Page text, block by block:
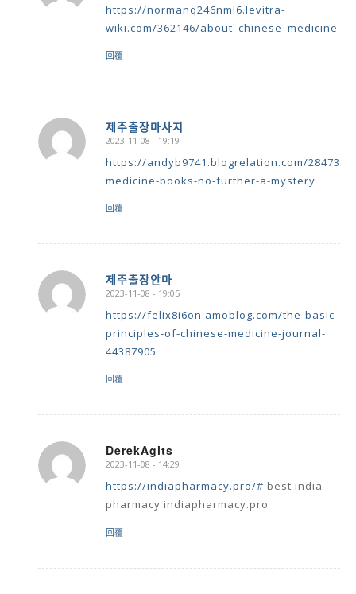
https://normanq246nml6.levitra-
wiki.com/362146/
回覆
제주출장마사지
says:
2023-11-08 - 19:19
https://andyb9741.blogrelation.com/
medicine-books-no-further-a-mystery
回覆
제주출장안마
says:
2023-11-08 - 19:05
https://felix8i6on.amoblog.com/the-basic-
principles-of-chinese-medicine-journal-
44387905
回覆
DerekAgits
says:
2023-11-08 - 14:29
https://indiapharmacy.pro/# best india
pharmacy indiapharmacy.pro
回覆